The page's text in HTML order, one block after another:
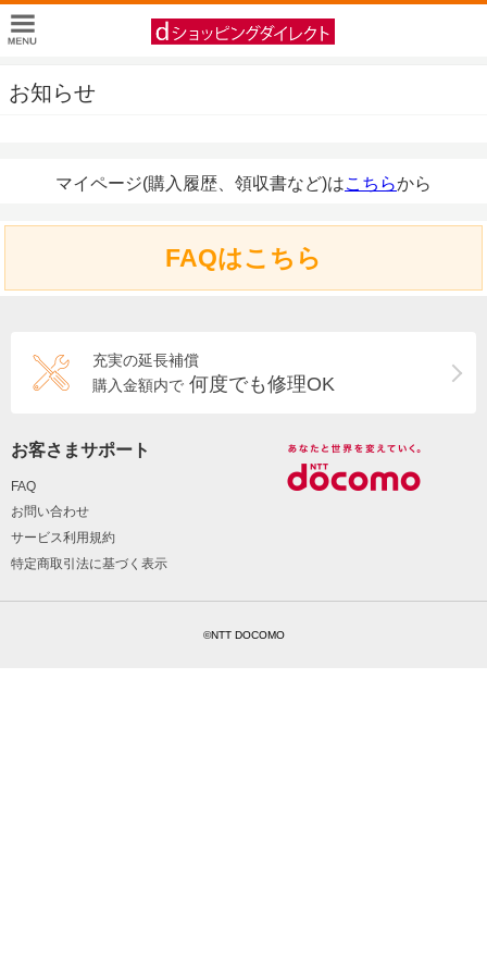
お知らせ
マイページ(購入履歴、領収書など)はこちらから
FAQはこちら
充実の延長補償
購入金額内で 何度でも修理OK
お客さまサポート
FAQ
お問い合わせ
サービス利用規約
特定商取引法に基づく表示
©NTT DOCOMO